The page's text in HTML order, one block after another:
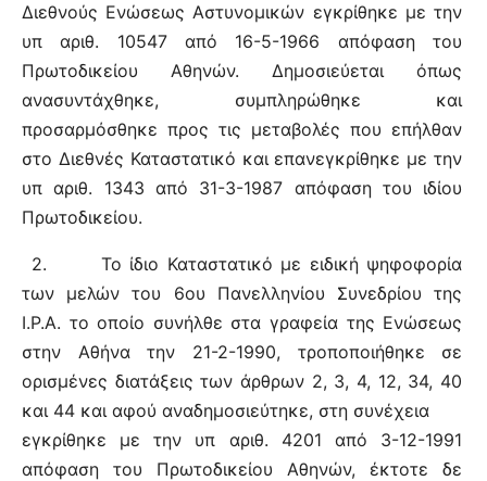
Διεθνούς Ενώσεως Αστυνομικών εγκρίθηκε με την
υπ αριθ. 10547 από 16-5-1966 απόφαση του
Πρωτοδικείου Αθηνών. Δημοσιεύεται όπως
ανασυντάχθηκε, συμπληρώθηκε και
προσαρμόσθηκε προς τις μεταβολές που επήλθαν
στο Διεθνές Καταστατικό και επανεγκρίθηκε με την
υπ αριθ. 1343 από 31-3-1987 απόφαση του ιδίου
Πρωτοδικείου.
2.
Το ίδιο Καταστατικό με ειδική ψηφοφορία
των μελών του 6ου Πανελληνίου Συνεδρίου της
Ι.Ρ.Α. το οποίο συνήλθε στα γραφεία της Ενώσεως
στην Αθήνα την 21-2-1990, τροποποιήθηκε σε
ορισμένες διατάξεις των άρθρων 2, 3, 4, 12, 34, 40
και 44 και αφού αναδημοσιεύτηκε, στη συνέχεια
εγκρίθηκε με την υπ αριθ. 4201 από 3-12-1991
απόφαση του Πρωτοδικείου Αθηνών, έκτοτε δε